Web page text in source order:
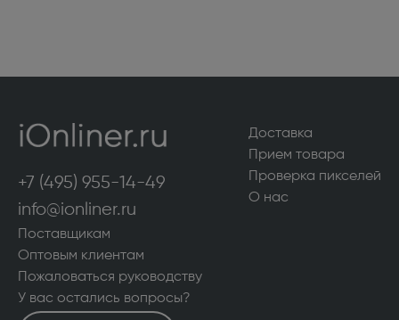
+7 (495) 955-14-49
info@ionliner.ru
Доставка
Прием товара
Проверка пикселей
О нас
Поставщикам
Оптовым клиентам
Пожаловаться руководству
У вас остались вопросы?